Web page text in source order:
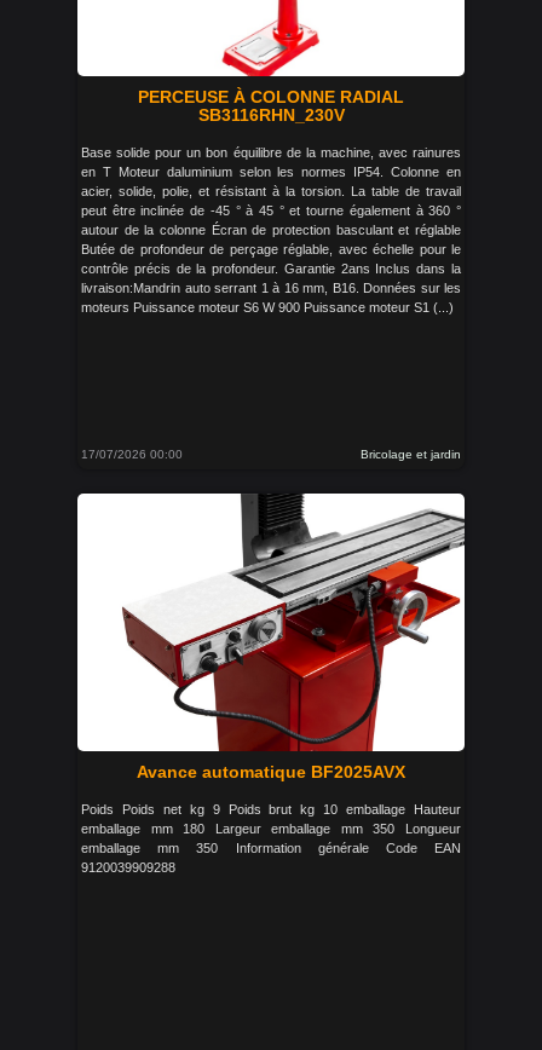
PERCEUSE À COLONNE RADIAL
SB3116RHN_230V
Base solide pour un bon équilibre de la machine, avec rainures
en T Moteur daluminium selon les normes IP54. Colonne en
acier, solide, polie, et résistant à la torsion. La table de travail
peut être inclinée de -45 ° à 45 ° et tourne également à 360 °
autour de la colonne Écran de protection basculant et réglable
Butée de profondeur de perçage réglable, avec échelle pour le
contrôle précis de la profondeur. Garantie 2ans Inclus dans la
livraison:Mandrin auto serrant 1 à 16 mm, B16. Données sur les
moteurs Puissance moteur S6 W 900 Puissance moteur S1 (...)
17/07/2026 00:00 Bricolage et jardin
Avance automatique BF2025AVX
Poids Poids net kg 9 Poids brut kg 10 emballage Hauteur
emballage mm 180 Largeur emballage mm 350 Longueur
emballage mm 350 Information générale Code EAN
9120039909288